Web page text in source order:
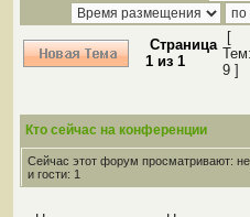
Страница
1 из 1
[
Тем:
9 ]
Кто сейчас на конференции
Сейчас этот форум просматривают:
и гости: 1